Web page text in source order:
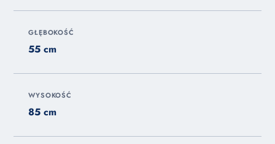
GŁĘBOKOŚĆ
55 cm
WYSOKOŚĆ
85 cm